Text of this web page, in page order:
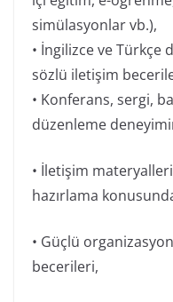
simülasyonlar vb.),
• İngilizce ve Türkçe
sözlü iletişim
• Konferans, sergi,
düzenleme
• İletişim
hazırlama
• Güçlü
becerileri,